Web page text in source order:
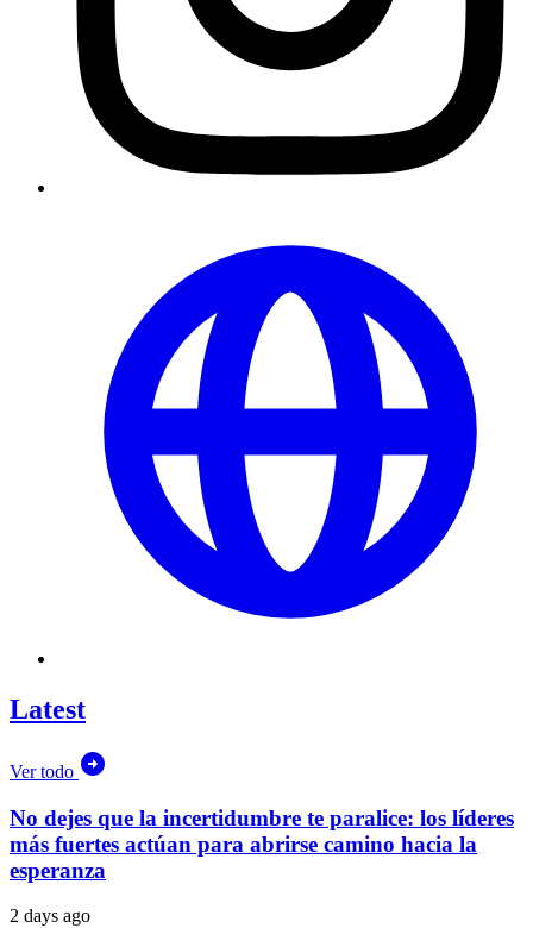
Latest
Ver todo
No dejes que la incertidumbre te paralice: los líderes
más fuertes actúan para abrirse camino hacia la
esperanza
2 days ago